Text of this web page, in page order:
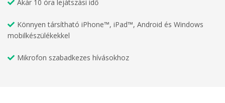
Akár 10 óra lejátszási idő
Könnyen társítható iPhone™, iPad™, Android és Windows
mobilkészülékekkel
Mikrofon szabadkezes hívásokhoz